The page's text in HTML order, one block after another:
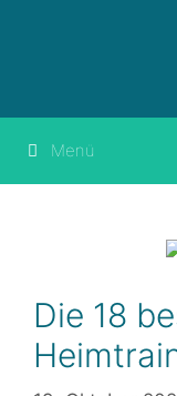
Menü
Die 18